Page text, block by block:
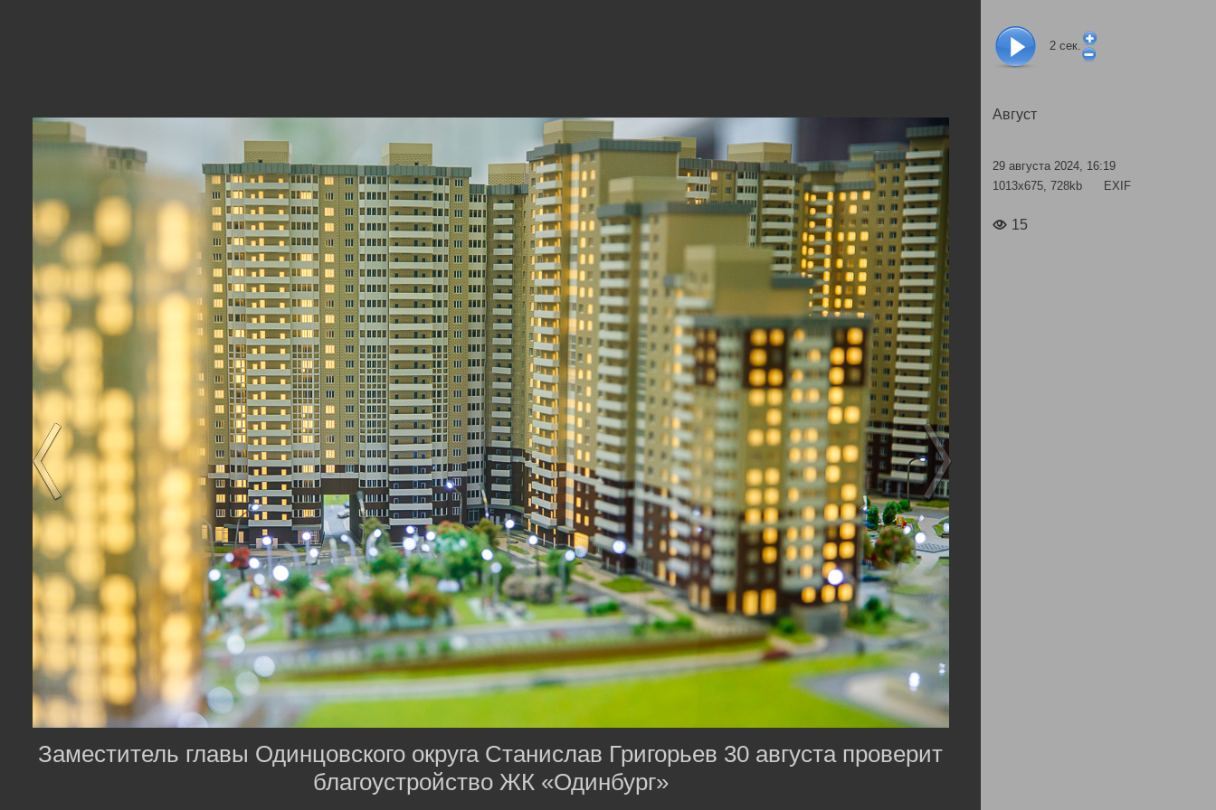
2 сек.
Август
29 августа 2024, 16:19
1013x675, 728kb
EXIF
15
Заместитель главы Одинцовского округа Станислав Григорьев 30 августа проверит
благоустройство ЖК «Одинбург»